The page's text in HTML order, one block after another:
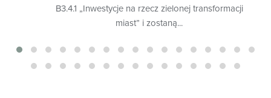
B3.4.1 „Inwestycje na rzecz zielonej transformacji
miast” i zostaną...
usunięcia danych;
ograniczenia przetwarzania danych;
Mają Państwo również prawo do cofnięcia zgody, jeśli
stanowiła ona podstawę przetwarzania danych.